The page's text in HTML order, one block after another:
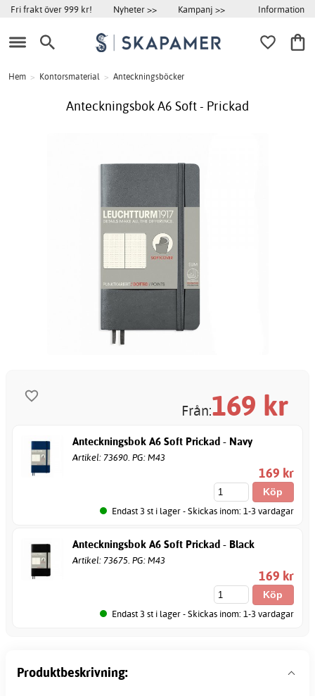
Fri frakt över 999 kr! Nyheter >> Kampanj >> Information
Hem > Kontorsmaterial > Anteckningsböcker
Anteckningsbok A6 Soft - Prickad
Från:169 kr
Anteckningsbok A6 Soft Prickad - Navy
Artikel: 73690. PG: M43
169 kr
Endast 3 st i lager - Skickas inom: 1-3 vardagar
Anteckningsbok A6 Soft Prickad - Black
Artikel: 73675. PG: M43
169 kr
Endast 3 st i lager - Skickas inom: 1-3 vardagar
Produktbeskrivning: